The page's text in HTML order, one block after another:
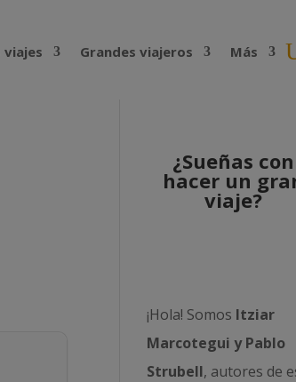
Grandes viajeros Más
¿Sueñas con
hacer un
viaje?
¡Hola! Somos Itziar
Marcotegui y Pablo
Strubell, autores de